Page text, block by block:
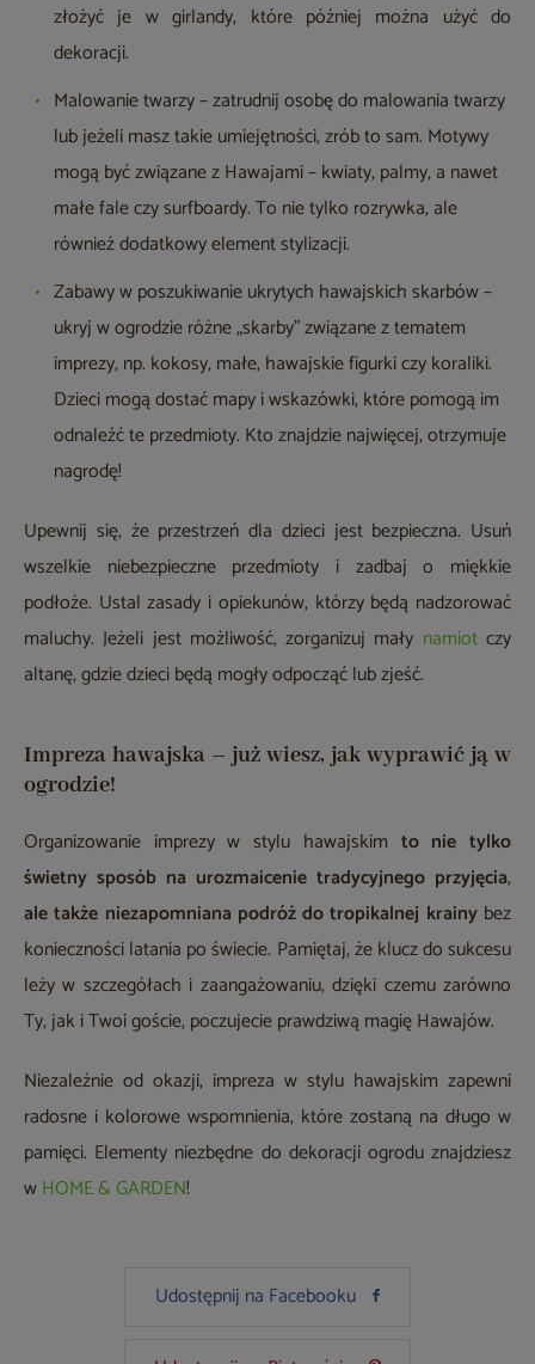
złożyć je w girlandy, które później można użyć do
dekoracji.
Malowanie twarzy – zatrudnij osobę do malowania twarzy
lub jeżeli masz takie umiejętności, zrób to sam. Motywy
mogą być związane z Hawajami – kwiaty, palmy, a nawet
małe fale czy surfboardy. To nie tylko rozrywka, ale
również dodatkowy element stylizacji.
Zabawy w poszukiwanie ukrytych hawajskich skarbów –
ukryj w ogrodzie różne „skarby” związane z tematem
imprezy, np. kokosy, małe, hawajskie figurki czy koraliki.
Dzieci mogą dostać mapy i wskazówki, które pomogą im
odnaleźć te przedmioty. Kto znajdzie najwięcej, otrzymuje
nagrodę!
Upewnij się, że przestrzeń dla dzieci jest bezpieczna. Usuń
wszelkie niebezpieczne przedmioty i zadbaj o miękkie
podłoże. Ustal zasady i opiekunów, którzy będą nadzorować
maluchy. Jeżeli jest możliwość, zorganizuj mały namiotczy
altanę, gdzie dzieci będą mogły odpocząć lub zjeść.
Impreza hawajska – już wiesz, jak wyprawić ją w
ogrodzie!
Organizowanie imprezy w stylu hawajskim to nie tylko
świetny sposób na urozmaicenie tradycyjnego przyjęcia,
ale także niezapomniana podróż do tropikalnej krainybez
konieczności latania po świecie. Pamiętaj, że klucz do sukcesu
leży w szczegółach i zaangażowaniu, dzięki czemu zarówno
Ty, jak i Twoi goście, poczujecie prawdziwą magię Hawajów.
Niezależnie od okazji, impreza w stylu hawajskim zapewni
radosne i kolorowe wspomnienia, które zostaną na długo w
pamięci. Elementy niezbędne do dekoracji ogrodu znajdziesz
wHOME & GARDEN!
Udostępnij na Facebooku